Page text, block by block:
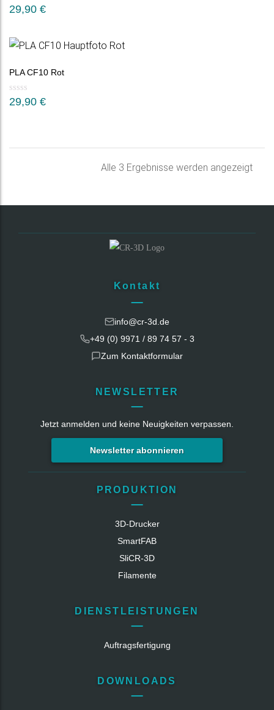
Bewertet mit
5.00von 5
29,90 €
PLA CF10 Rot
29,90 €
Alle 3 Ergebnisse werden angezeigtNach
Kontakt
info@cr-3d.de
+49 (0) 9971 / 89 74 57 - 3
Zum Kontaktformular
NEWSLETTER
Jetzt anmelden und keine Neuigkeiten verpassen.
Newsletter abonnieren
PRODUKTION
3D-Drucker
SmartFAB
SliCR‑3D
Filamente
DIENSTLEISTUNGEN
Auftragsfertigung
DOWNLOADS